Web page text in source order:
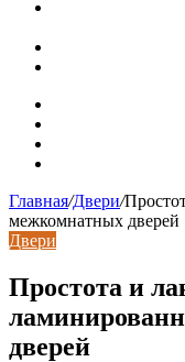
Главная/Двери/
межкомнатных дверей
Двери
Простота и
дверей